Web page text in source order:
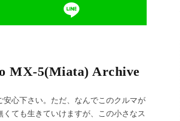
MX-5(Miata) Archive
心下さい。ただ、なんでこのクルマが
ても生きていけますが、この小さなス